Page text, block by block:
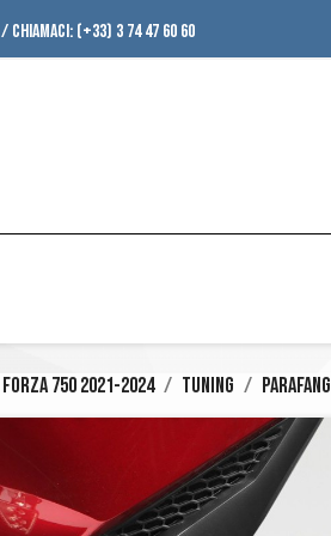
/ CHIAMACI: (+33) 3 74 47 60 60
Forza 750 2021-2024 Tuning